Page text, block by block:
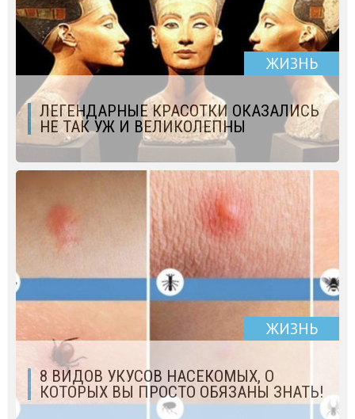
ЖИЗНЬ
ЛЕГЕНДАРНЫЕ КРАСОТКИ ОКАЗАЛИСЬ
НЕ ТАК УЖ И ВЕЛИКОЛЕПНЫ
ЖИЗНЬ
8 ВИДОВ УКУСОВ НАСЕКОМЫХ, О
КОТОРЫХ ВЫ ПРОСТО ОБЯЗАНЫ ЗНАТЬ!